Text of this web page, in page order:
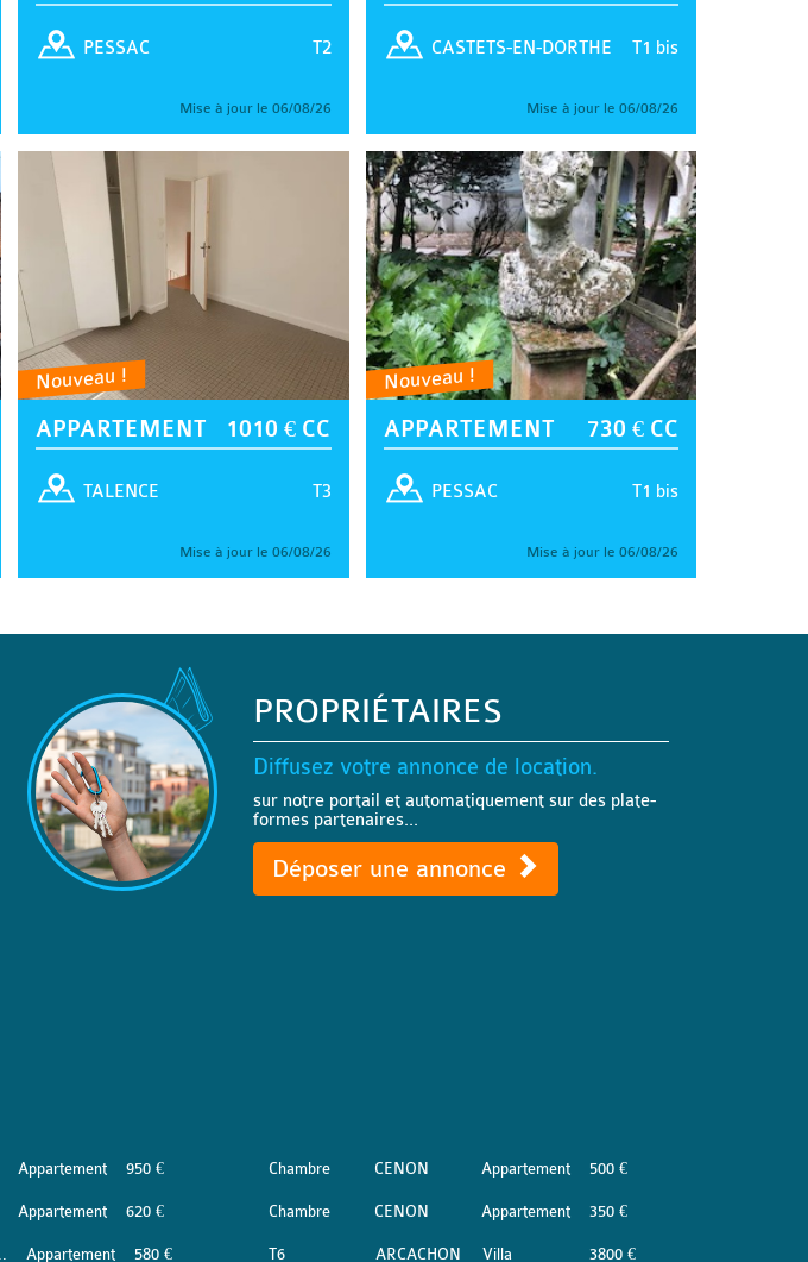
T2
PESSAC
Mise à jour le 06/08/26
T1 bis
CASTETS-EN-DORTHE
Mise à jour le 06/08/26
Nouveau !
APPARTEMENT 1010 € CC
T3
TALENCE
Mise à jour le 06/08/26
Nouveau !
APPARTEMENT 730 € CC
T1 bis
PESSAC
Mise à jour le 06/08/26
PROPRIÉTAIRES
Diffusez votre annonce de location.
sur notre portail et automatiquement sur des plate-
formes partenaires...
Déposer une annonce
Appartement 950 €
Appartement 620 €
Appartement 580 €
Chambre CENON Appartement 500 €
Chambre CENON Appartement 350 €
T6 ARCACHON Villa 3800 €